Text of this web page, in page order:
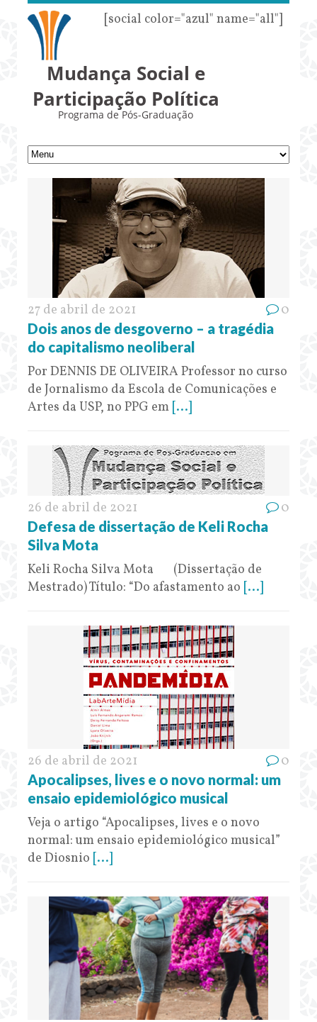
[social color="azul" name="all"]
Mudança Social e
Participação Política
Programa de Pós-Graduação
27 de abril de 2021 0
Dois anos de desgoverno – a tragédia
do capitalismo neoliberal
Por DENNIS DE OLIVEIRA Professor no curso
de Jornalismo da Escola de Comunicações e
Artes da USP, no PPG em [...]
26 de abril de 2021 0
Defesa de dissertação de Keli Rocha
Silva Mota
Keli Rocha Silva Mota (Dissertação de
Mestrado) Título: “Do afastamento ao [...]
26 de abril de 2021 0
Apocalipses, lives e o novo normal: um
ensaio epidemiológico musical
Veja o artigo “Apocalipses, lives e o novo
normal: um ensaio epidemiológico musical”
de Diosnio [...]